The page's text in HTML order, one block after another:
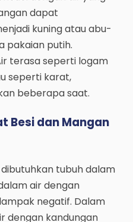
dapat
kuning atau abu-
pakaian putih.
terasa seperti logam
seperti karat,
beberapa saat.
Besi dan Mangan
tubuh dalam
air dengan
negatif. Dalam
dengan kandungan